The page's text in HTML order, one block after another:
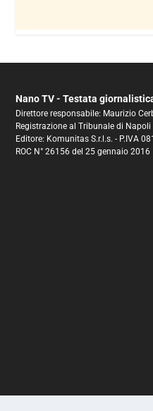
Nano TV - Testata
Direttore responsabile: Maurizio
Registrazione al Tribunale di Napoli
Editore: Komunitas S.r.l.s. - P.IVA
ROC N° 26156 del 25 gennaio 2016